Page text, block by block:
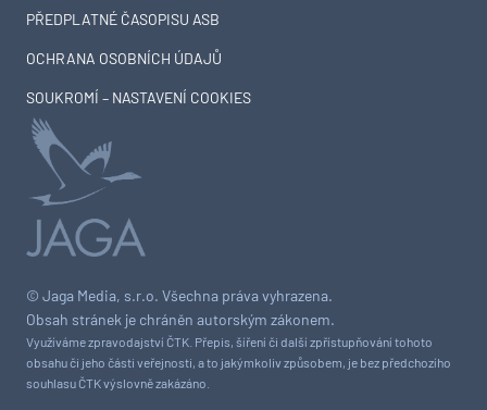
© Jaga Media, s.r.o. Všechna práva vyhrazena.
Obsah stránek je chráněn autorským zákonem.
Využíváme zpravodajství ČTK. Přepis, šíření či další zpřístupňování tohoto
obsahu či jeho části veřejnosti, a to jakýmkoliv způsobem, je bez předchozího
souhlasu ČTK výslovně zakázáno.
PŘEDPLATNÉ ČASOPISU ASB
OCHRANA OSOBNÍCH ÚDAJŮ
SOUKROMÍ – NASTAVENÍ COOKIES